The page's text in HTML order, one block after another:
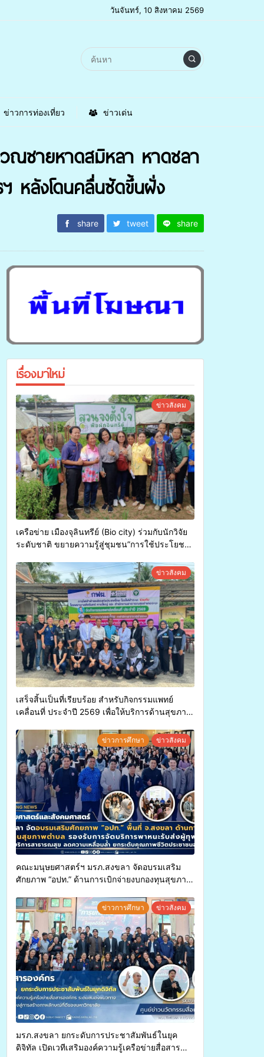
วันจันทร์, 10 สิงหาคม 2569
ข่าวการท่องเที่ยว ข่าวเด่น
ณชายหาดสมิหลา หาดชลา
หลังโดนคลื่นซัดขึ้นฝั่ง
share tweet share
เรื่องมาใหม่
ข่าวสังคม
เครือข่าย เมืองจุลินทรีย์ (Bio city) ร่วมกับนักวิจัย
ระดับชาติ ขยายความรู้สู่ชุมชน”การใช้ประโยชน์
ค่า-พืชเศรษฐกิจ”
ข่าวสังคม
เสร็จสิ้นเป็นที่เรียบร้อย สำหรับกิจกรรมแพทย์
เคลื่อนที่ ประจำปี 2569 เพื่อให้บริการด้านสุขภาพ
ข่าวการศึกษา ข่าวสังคม
คณะมนุษยศาสตร์ฯ มรภ.สงขลา จัดอบรมเสริม
ศักยภาพ “อปท.” ด้านการเบิกจ่ายงบกองทุนสุขภาพ
ทุพพลภาพเพื่อเข้ารับบริการสาธารณสุข ลดความ
เหลื่อมล้ำ ยกระดับคุณภาพชีวิตประชาชนอย่าง
ยั่งยืน
ข่าวการศึกษา ข่าวสังคม
มรภ.สงขลา ยกระดับการประชาสัมพันธ์ในยุค
ดิจิทัล เปิดเวทีเสริมองค์ความรู้เครือข่ายสื่อสาร